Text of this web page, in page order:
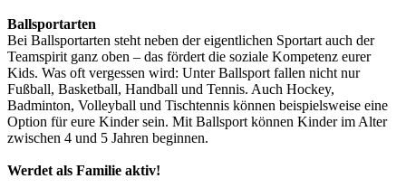
Ballsportarten
Bei Ballsportarten steht neben der eigentlichen Sportart auch der
Teamspirit ganz oben – das fördert die soziale Kompetenz eurer
Kids. Was oft vergessen wird: Unter Ballsport fallen nicht nur
Fußball, Basketball, Handball und Tennis. Auch Hockey,
Badminton, Volleyball und Tischtennis können beispielsweise eine
Option für eure Kinder sein. Mit Ballsport können Kinder im Alter
zwischen 4 und 5 Jahren beginnen.
Werdet als Familie aktiv!